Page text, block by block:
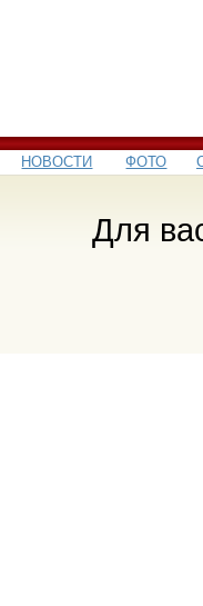
НОВОСТИ ФОТО
Для